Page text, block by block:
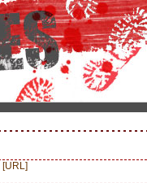
[URL]